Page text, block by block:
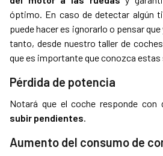
óptimo. En caso de detectar algún
puede hacer es ignorarlo o pensar
tanto, desde nuestro taller de
que es importante que conozca estas
Pérdida de potencia
Notará que el coche responde con
subir pendientes
Aumento del consumo de